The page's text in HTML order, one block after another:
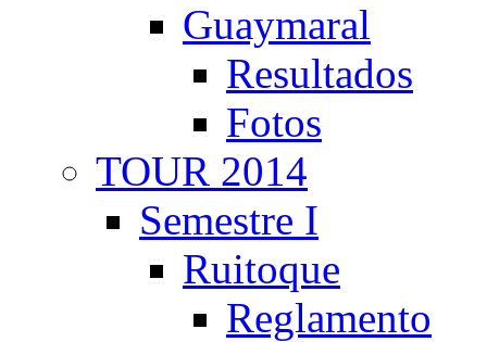
Guaymaral
Resultados
Fotos
TOUR 2014
Semestre I
Ruitoque
Reglamento